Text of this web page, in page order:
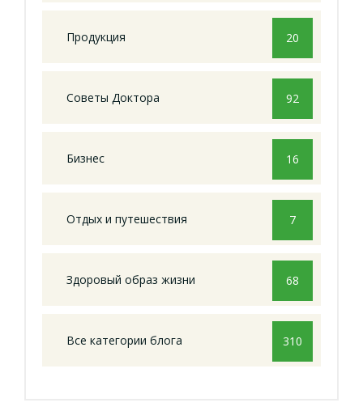
Продукция 20
Советы Доктора 92
Бизнес 16
Отдых и путешествия 7
Здоровый образ жизни 68
Все категории блога 310